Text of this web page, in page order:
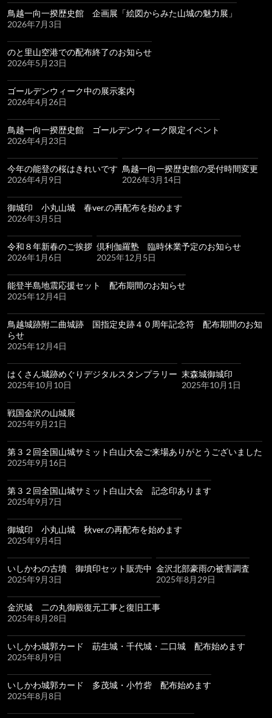
鳥越一向一揆歴史館 企画展「絵図からみた山城の魅力展」
2026年7月3日
のと里山空港での配布終了のお知らせ
2026年5月23日
ゴールデンウィーク中の展示案内
2026年4月26日
鳥越一向一揆歴史館 ゴールデンウィーク限定イベント
2026年4月23日
今年の能登の桜はきれいです
2026年4月9日
鳥越一向一揆歴史館の受付時間変更
2026年3月14日
御城印 小丸山城 春ver.の再配布を始めます
2026年3月5日
令和８年新春のご挨拶
2026年1月6日
倶利伽羅塾 臨時休業予定のお知らせ
2025年12月5日
能登半島地震応援セット 配布期間のお知らせ
2025年12月4日
鳥越城跡附二曲城跡 国指定史跡４０周年記念符 配布期間のお知
らせ
2025年12月4日
はくさん城跡めぐりデジタルスタンプラリー
2025年10月10日
末森城御城印
2025年10月1日
戦国金沢の山城展
2025年9月21日
第３２回全国山城サミット白山大会ご来場ありがとうございました
2025年9月16日
第３２回全国山城サミット白山大会 記念印あります
2025年9月7日
御城印 小丸山城 秋ver.の再配布を始めます
2025年9月4日
いしかわの古墳 御墳印セット販売中
2025年9月3日
金沢北部豪雨の被害調査
2025年8月29日
金沢城 二の丸御殿復元工事と復旧工事
2025年8月28日
いしかわ城郭カード 莇生城・千代城・二口城 配布始めます
2025年8月9日
いしかわ城郭カード 多茂城・小竹砦 配布始めます
2025年8月8日